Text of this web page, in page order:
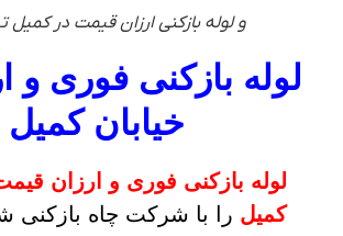
و لوله بازکنی ارزان قیمت در کمیل
لوله بازکنی فوری و
خیابان کمیل
لوله بازکنی فوری و ارزان
کمیل را با شرکت چاه بازکنی